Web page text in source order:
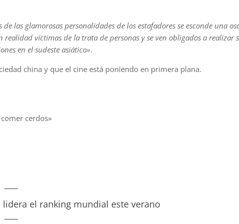
de las glamorosas personalidades de los estafadores se esconde una
víctimas de la trata de personas y se ven obligados a realizar
en el sudeste asiático».
china y que el cine está poniendo en primera plana.
cerdos»
el ranking mundial este verano